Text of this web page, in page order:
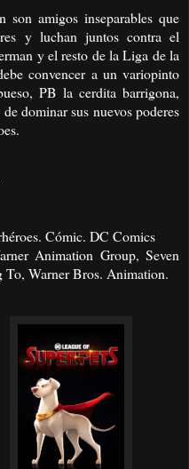
son amigos inseparables que
y luchan juntos contra el
y el resto de la Liga de la
convencer a un variopinto
PB la cerdita barrigona,
dominar sus nuevos poderes
Cómic. DC Comics
Animation Group, Seven
Warner Bros. Animation.